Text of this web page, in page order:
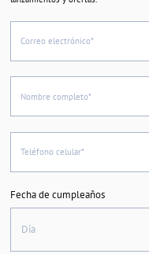
Correo electrónico*
Nombre completo*
Teléfono celular*
Fecha de cumpleaños
Día